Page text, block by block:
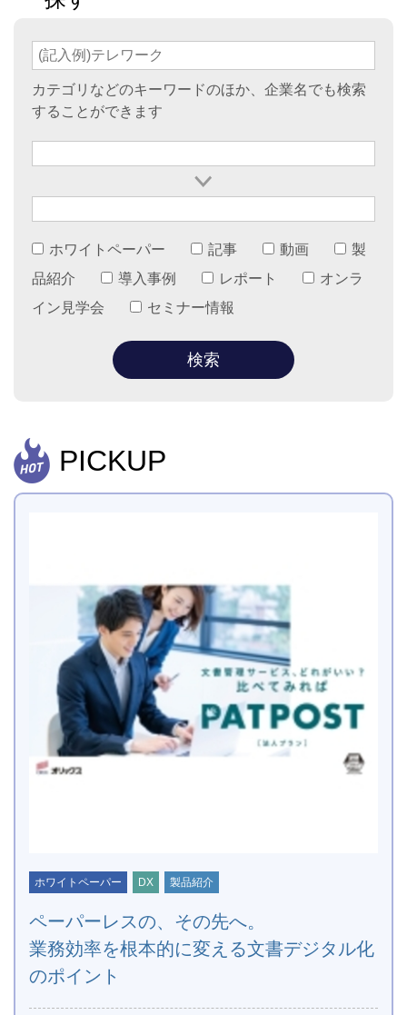
カテゴリなどのキーワードのほか、企業名でも検索
することができます
ホワイトペーパー 記事 動画
製
品紹介
導入事例 レポート
オンラ
イン見学会
セミナー情報
PICKUP
ホワイトペーパー DX 製品紹介
ペーパーレスの、その先へ。
業務効率を根本的に変える文書デジタル化
のポイント